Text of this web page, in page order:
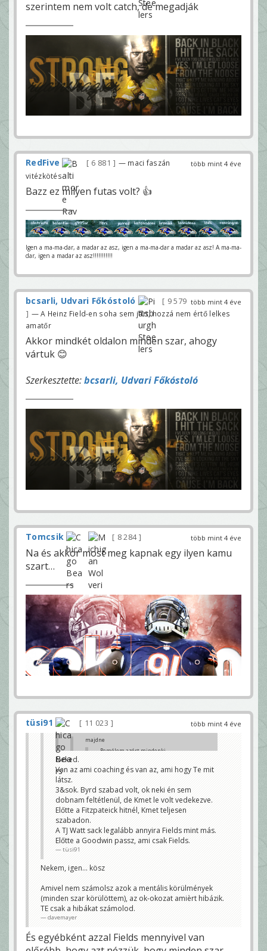
szerintem nem volt catch, de megadják
több mint 4 éve
RedFive 6 881
— maci faszán
vitézkötés
Bazz ez milyen futas volt? 👍
Igen a ma-ma-dar, a madar az asz, igen a ma-ma-dar a madar az asz! A ma-ma-
dar, igen a madar az asz!!!!!!!!!!!
több mint 4 éve
bcsarli, Udvari Főkóstoló 9 579
— A Heinz Field-en soha sem járt, hozzá nem értő lelkes
amatőr
Akkor mindkét oldalon minden szar, ahogy
vártuk 😊
Szerkesztette:bcsarli, Udvari Főkóstoló
több mint 4 éve
Tomcsik 8 284
Na és akkor most meg kapnak egy ilyen kamu
szart…
több mint 4 éve
tüsi91 11 023
majdne
Remélem azért mindenki
kurva szarul játszik ma.
Nem minden a coaching, a
tüsi91
Azt akkor lehetne megítélni, ha átállna a
másik csapatba.
mortirolo
Pontosan, ez így értékelhetlen
davemayer
Neked.
Van az ami coaching és van az, ami hogy Te mit
látsz.
3&sok. Byrd szabad volt, ok neki én sem
dobnam feltétlenül, de Kmet le volt vedekezve.
Előtte a Fitzpateick hitnél, Kmet teljesen
szabadon.
A TJ Watt sack legalább annyira Fields mint más.
Előtte a Goodwin passz, ami csak Fields.
tüsi91
Nekem, igen... kösz
Amivel nem számolsz azok a mentális körülmények
(minden szar körülöttem), az ok-okozat amièrt hibázik.
TE csak a hibákat számolod.
davemayer
És egyébként azzal Fields mennyivel van